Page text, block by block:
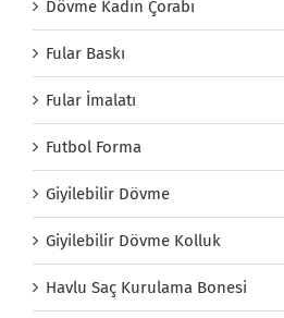
Dövme Kadın Çorabı
Fular Baskı
Fular İmalatı
Futbol Forma
Giyilebilir Dövme
Giyilebilir Dövme Kolluk
Havlu Saç Kurulama Bonesi